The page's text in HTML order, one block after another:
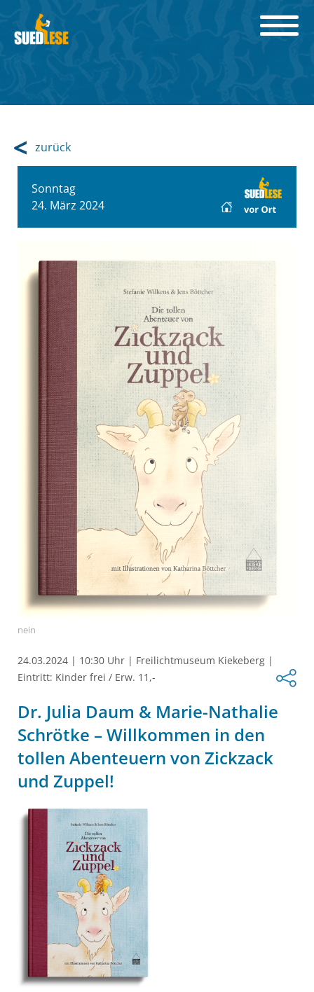
zurück
Sonntag
24. März 2024
nein
24.03.2024 | 10:30 Uhr | Freilichtmuseum Kiekeberg |
Eintritt: Kinder frei / Erw. 11,-
Dr. Julia Daum & Marie-Nathalie
Schrötke – Willkommen in den
tollen Abenteuern von Zickzack
und Zuppel!